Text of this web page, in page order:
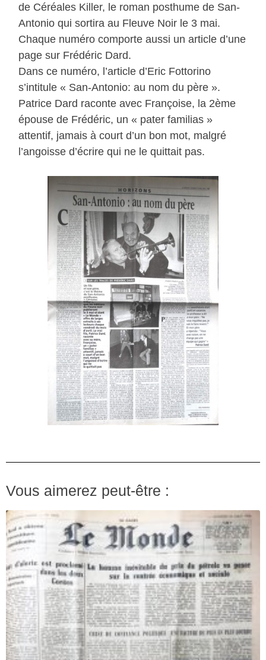
de Céréales Killer, le roman posthume de San-
Antonio qui sortira au Fleuve Noir le 3 mai.
Chaque numéro comporte aussi un article d’une
page sur Frédéric Dard.
Dans ce numéro, l’article d’Eric Fottorino
s’intitule « San-Antonio: au nom du père ».
Patrice Dard raconte avec Françoise, la 2ème
épouse de Frédéric, un « pater familias »
attentif, jamais à court d’un bon mot, malgré
l’angoisse d’écrire qui ne le quittait pas.
Vous aimerez peut-être :